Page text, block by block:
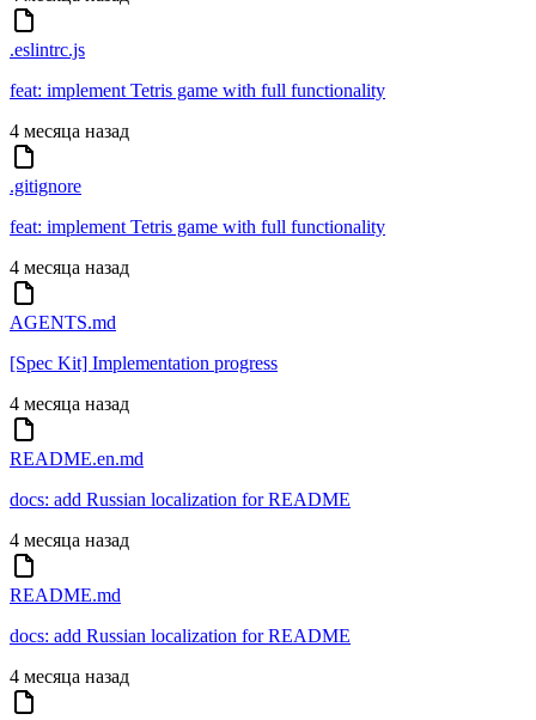
.eslintrc.js
feat: implement Tetris game with full functionality
4 месяца назад
.gitignore
feat: implement Tetris game with full functionality
4 месяца назад
AGENTS.md
[Spec Kit] Implementation progress
4 месяца назад
README.en.md
docs: add Russian localization for README
4 месяца назад
README.md
docs: add Russian localization for README
4 месяца назад